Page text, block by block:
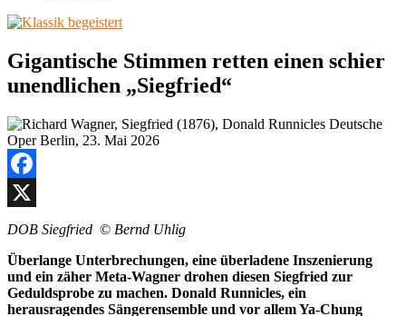
Gigantische Stimmen retten einen schier
unendlichen „Siegfried“
Facebook
X
DOB Siegfried © Bernd Uhlig
Überlange Unterbrechungen, eine überladene Inszenierung
und ein zäher Meta-Wagner drohen diesen Siegfried zur
Geduldsprobe zu machen. Donald Runnicles, ein
herausragendes Sängerensemble und vor allem Ya-Chung